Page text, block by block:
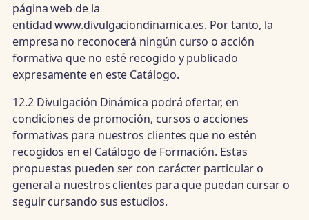
página web de la
entidadwww.divulgaciondinamica.es. Por tanto, la
empresa no reconocerá ningún curso o acción
formativa que no esté recogido y publicado
expresamente en este Catálogo.
12.2 Divulgación Dinámica podrá ofertar, en
condiciones de promoción, cursos o acciones
formativas para nuestros clientes que no estén
recogidos en el Catálogo de Formación. Estas
propuestas pueden ser con carácter particular o
general a nuestros clientes para que puedan cursar o
seguir cursando sus estudios.